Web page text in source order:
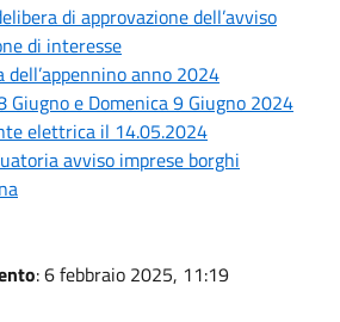
di approvazione dell’avviso
di interesse
anno 2024
Giugno e Domenica 9 Giugno 2024
elettrica il 14.05.2024
avviso imprese borghi
: 6 febbraio 2025, 11:19